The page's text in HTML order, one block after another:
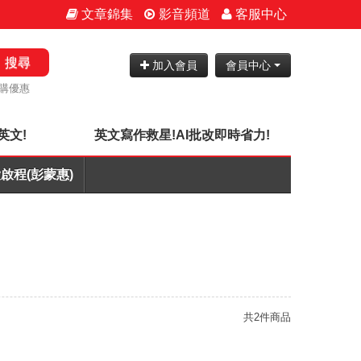
文章錦集 影音頻道 客服中心
搜尋
優惠
加入會員 會員中心
文! 英文寫作救星!AI批改即時省力!
程(彭蒙惠)
共2件商品